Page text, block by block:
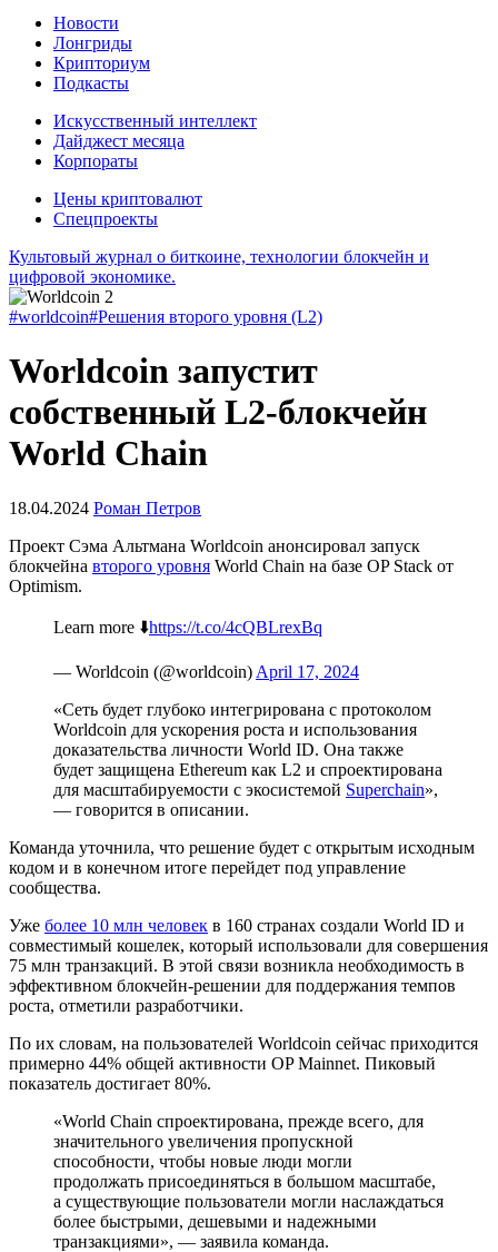
Новости
Лонгриды
Крипториум
Подкасты
Искусственный интеллект
Дайджест месяца
Корпораты
Цены криптовалют
Спецпроекты
Культовый журнал о биткоине, технологии блокчейн и
цифровой экономике.
#worldcoin#Решения второго уровня (L2)
Worldcoin запустит
собственный L2-блокчейн
World Chain
18.04.2024 Роман Петров
Проект Сэма Альтмана Worldcoin анонсировал запуск
блокчейна второго уровня World Chain на базе OP Stack от
Optimism.
Learn more ⬇️https://t.co/4cQBLrexBq
— Worldcoin (@worldcoin) April 17, 2024
«Сеть будет глубоко интегрирована с протоколом
Worldcoin для ускорения роста и использования
доказательства личности World ID. Она также
будет защищена Ethereum как L2 и спроектирована
для масштабируемости с экосистемой Superchain»,
— говорится в описании.
Команда уточнила, что решение будет с открытым исходным
кодом и в конечном итоге перейдет под управление
сообщества.
Уже более 10 млн человек в 160 странах создали World ID и
совместимый кошелек, который использовали для совершения
75 млн транзакций. В этой связи возникла необходимость в
эффективном блокчейн-решении для поддержания темпов
роста, отметили разработчики.
По их словам, на пользователей Worldcoin сейчас приходится
примерно 44% общей активности OP Mainnet. Пиковый
показатель достигает 80%.
«World Chain спроектирована, прежде всего, для
значительного увеличения пропускной
способности, чтобы новые люди могли
продолжать присоединяться в большом масштабе,
а существующие пользователи могли наслаждаться
более быстрыми, дешевыми и надежными
транзакциями», — заявила команда.